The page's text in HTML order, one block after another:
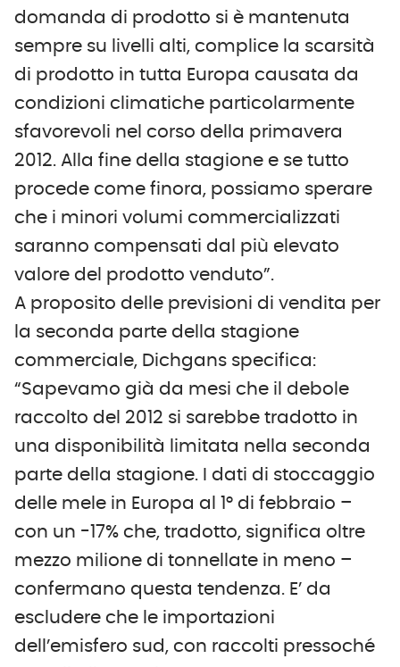
domanda di prodotto si è mantenuta
sempre su livelli alti, complice la scarsità
di prodotto in tutta Europa causata da
condizioni climatiche particolarmente
sfavorevoli nel corso della primavera
2012. Alla fine della stagione e se tutto
procede come finora, possiamo sperare
che i minori volumi commercializzati
saranno compensati dal più elevato
valore del prodotto venduto”.
A proposito delle previsioni di vendita per
la seconda parte della stagione
commerciale, Dichgans specifica:
“Sapevamo già da mesi che il debole
raccolto del 2012 si sarebbe tradotto in
una disponibilità limitata nella seconda
parte della stagione. I dati di stoccaggio
delle mele in Europa al 1° di febbraio –
con un -17% che, tradotto, significa oltre
mezzo milione di tonnellate in meno –
confermano questa tendenza. E’ da
escludere che le importazioni
dell’emisfero sud, con raccolti pressoché